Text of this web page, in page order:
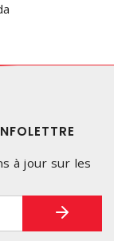
à jour sur les